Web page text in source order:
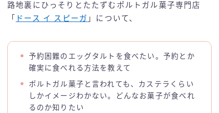
路地裏にひっそりとたたずむポルトガル菓子専門店
「 ドース イ スピーガ 」について、
予約困難のエッグタルトを食べたい。予約とか
確実に食べれる方法を教えて
ポルトガル菓子と言われても、カステラくらい
しかイメージわかない。どんなお菓子が食べれ
るのか知りたい